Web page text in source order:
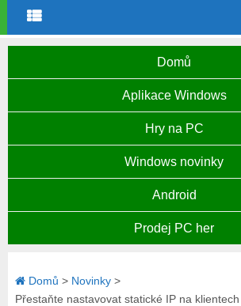
Domů
Aplikace Windows
Hry na PC
Windows novinky
Android
Prodej PC her
Domů > Novinky>
Přestaňte nastavovat statické IP na